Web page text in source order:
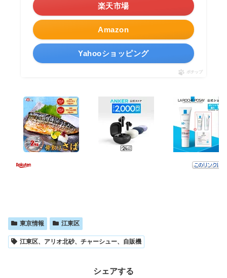
Amazon
楽天市場
Yahooショッピング
ポチップ
東京情報 江東区
江東区、アリオ北砂、チャーシュー、自販機
シェアする